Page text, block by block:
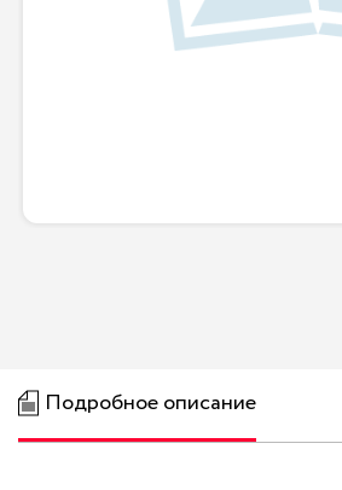
Подробное описание